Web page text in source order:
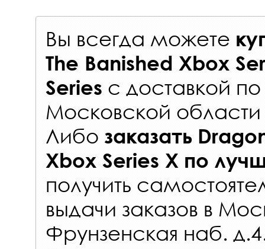
Вы всегда можете
The Banished Xbox
Series с доставкой
Московской
Либо заказать
Xbox Series X по
получить
выдачи заказов в
Фрунзенская наб.